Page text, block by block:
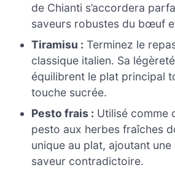
de Chianti s’accordera
saveurs robustes du bœuf
Tiramisu : Terminez le
classique italien. Sa
équilibrent le plat principal
touche sucrée.
Pesto frais : Utilisé comme
pesto aux herbes fraîches
unique au plat, ajoutant
saveur contradictoire.